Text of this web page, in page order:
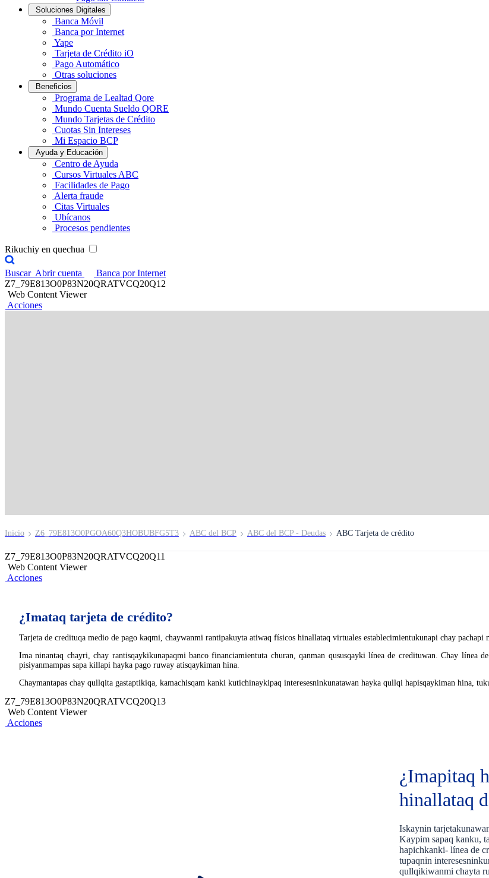
Soluciones Digitales
Banca Móvil
Banca por Internet
Yape
Tarjeta de Crédito iO
Pago Automático
Otras soluciones
Beneficios
Programa de Lealtad Qore
Mundo Cuenta Sueldo QORE
Mundo Tarjetas de Crédito
Cuotas Sin Intereses
Mi Espacio BCP
Ayuda y Educación
Centro de Ayuda
Cursos Virtuales ABC
Facilidades de Pago
Alerta fraude
Citas Virtuales
Ubícanos
Procesos pendientes
Rikuchiy en quechua
Buscar Abrir cuenta
Banca por Internet
Z7_79E813O0P83N20QRATVCQ20Q12
Web Content Viewer
Acciones
Inicio Z6_79E813O0PGOA60Q3HOBUBFG5T3 ABC del BCP ABC del BCP - Deudas ABC Tarjeta de crédito
Z7_79E813O0P83N20QRATVCQ20Q11
Web Content Viewer
Acciones
¿Imataq tarjeta de crédito?
Tarjeta de credituqa medio de pago kaqmi, chaywanmi rantipakuyta atiwaq físicos hinallataq virtuales establecimientukunapi chay
Ima ninantaq chayri, chay rantisqaykikunapaqmi banco financiamientuta churan, qanman qususqayki línea de credituwan. Chay línea
pisiyanmampas sapa killapi hayka pago ruway atisqaykiman hina.
Chaymantapas chay qullqita gastaptikiqa, kamachisqam kanki kutichinaykipaq interesesninkunatawan hayka qullqi hapisqaykiman hina,
Z7_79E813O0P83N20QRATVCQ20Q13
Web Content Viewer
Acciones
¿Imapitaq
hinallataq
Iskaynin
Kaypim sapaq kanku,
hapichkanki- línea de
tupaqnin
qullqikiwanmi chayta